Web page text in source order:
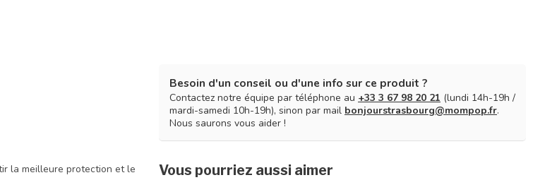
la meilleure protection et le
Besoin d'un conseil ou d'une info sur ce produit ?
Contactez notre équipe par téléphone au +33 3 67 98 20 21 (lundi 14h-19h /
mardi-samedi 10h-19h), sinon par mail bonjourstrasbourg@mompop.fr.
Nous saurons vous aider !
Vous pourriez aussi aimer